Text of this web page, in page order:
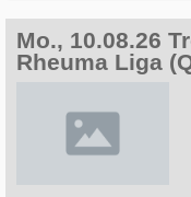
Mo., 10.08.26
Rheuma Liga